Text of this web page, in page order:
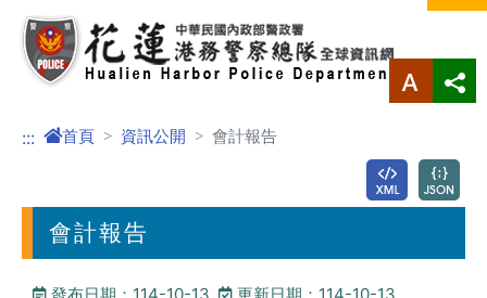
進入內容區塊
::: 首頁 資訊公開 會計報告
會計報告